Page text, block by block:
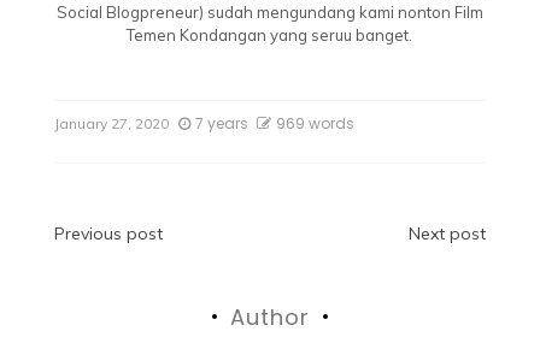
Social Blogpreneur) sudah mengundang kami nonton Film
Temen Kondangan yang seruu banget.
January 27, 2020 7 years 969 words
Previous post Next post
Author